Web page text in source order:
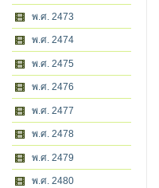
พ.ศ. 2473
พ.ศ. 2474
พ.ศ. 2475
พ.ศ. 2476
พ.ศ. 2477
พ.ศ. 2478
พ.ศ. 2479
พ.ศ. 2480